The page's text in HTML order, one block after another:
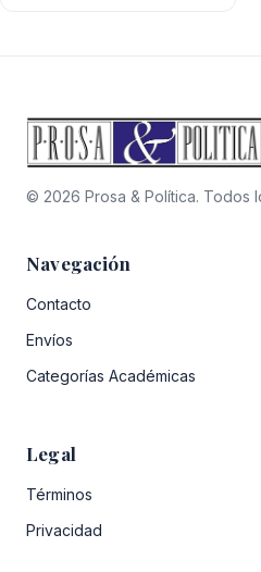
© 2026 Prosa & Política. Todos
Navegación
Contacto
Envíos
Categorías Académicas
Legal
Términos
Privacidad